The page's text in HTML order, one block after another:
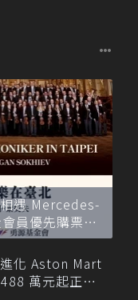
遇 Mercedes-
員優先購票維
化 Aston Mart
萬元起正式